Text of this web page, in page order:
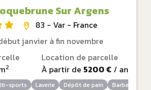
Sur Argens
83 - Var - France
janvier à fin novembre
2
Location de parcelle
À partir de 5200 € / an
sports Laverie Dépôt de pain Barbecue